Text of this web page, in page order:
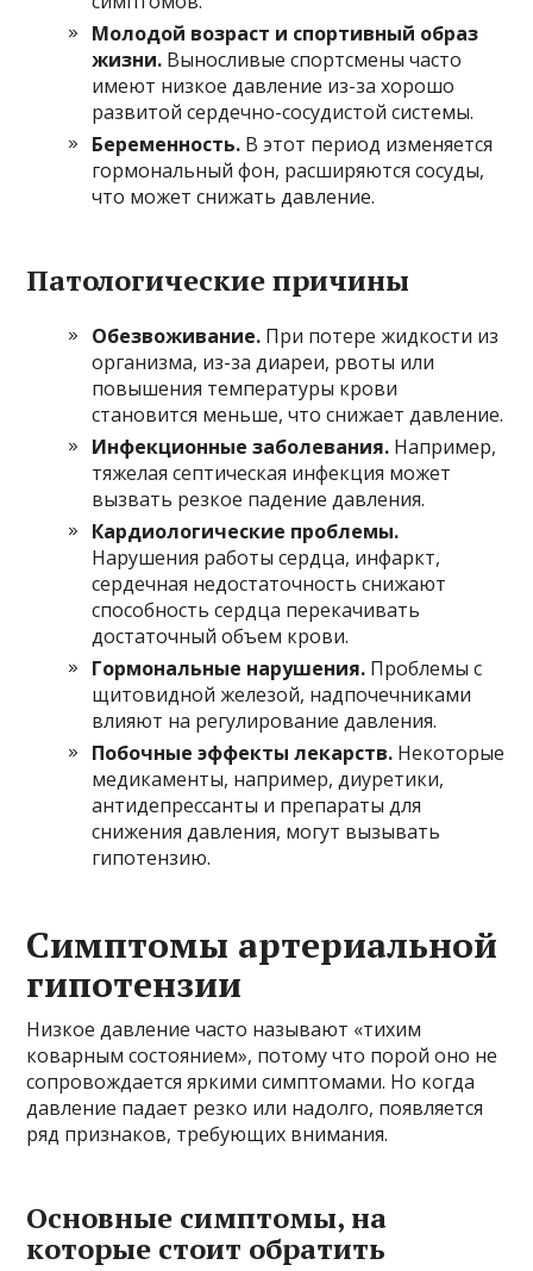
Молодой возраст и спортивный образ
жизни. Выносливые спортсмены часто
имеют низкое давление из-за хорошо
развитой сердечно-сосудистой системы.
Беременность. В этот период изменяется
гормональный фон, расширяются сосуды,
что может снижать давление.
Патологические причины
Обезвоживание. При потере жидкости из
организма, из-за диареи, рвоты или
повышения температуры крови
становится меньше, что снижает давление.
Инфекционные заболевания. Например,
тяжелая септическая инфекция может
вызвать резкое падение давления.
Кардиологические проблемы.
Нарушения работы сердца, инфаркт,
сердечная недостаточность снижают
способность сердца перекачивать
достаточный объем крови.
Гормональные нарушения. Проблемы с
щитовидной железой, надпочечниками
влияют на регулирование давления.
Побочные эффекты лекарств. Некоторые
медикаменты, например, диуретики,
антидепрессанты и препараты для
снижения давления, могут вызывать
гипотензию.
Симптомы артериальной
гипотензии
Низкое давление часто называют «тихим
коварным состоянием», потому что порой оно не
сопровождается яркими симптомами. Но когда
давление падает резко или надолго, появляется
ряд признаков, требующих внимания.
Основные симптомы, на
которые стоит обратить